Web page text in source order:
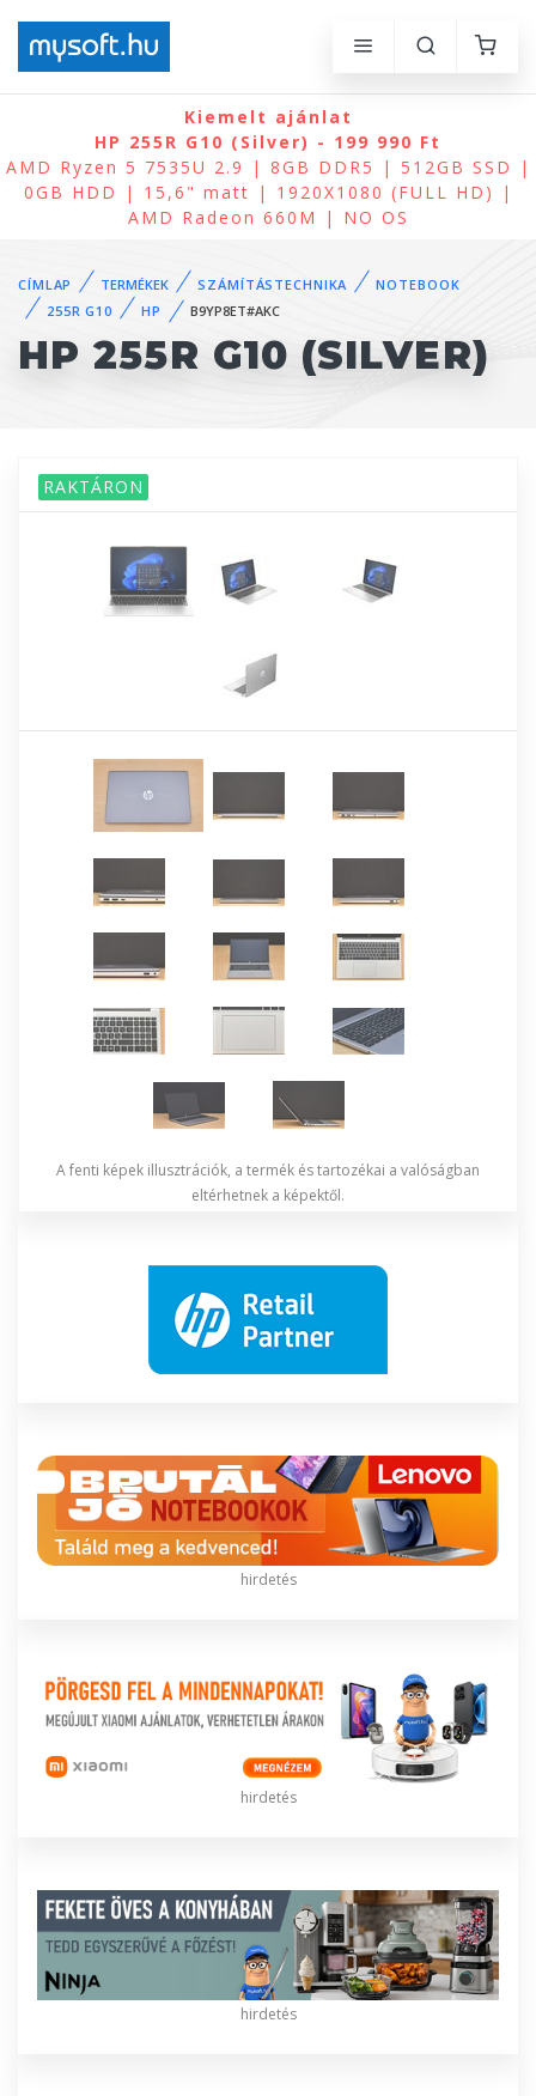
Kiemelt ajánlat
HP 255R G10 (Silver) - 199 990 Ft
AMD Ryzen 5 7535U 2.9 | 8GB DDR5 | 512GB SSD |
0GB HDD | 15,6" matt | 1920X1080 (FULL HD) |
AMD Radeon 660M | NO OS
CÍMLAP TERMÉKEK SZÁMÍTÁSTECHNIKA
NOTEBOOK
255R G10
HP B9YP8ET#AKC
HP 255R G10 (SILVER)
RAKTÁRON
A fenti képek illusztrációk, a termék és tartozékai a valóságban
eltérhetnek a képektől.
hirdetés
hirdetés
hirdetés